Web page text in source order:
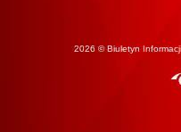
2026 © Biuletyn